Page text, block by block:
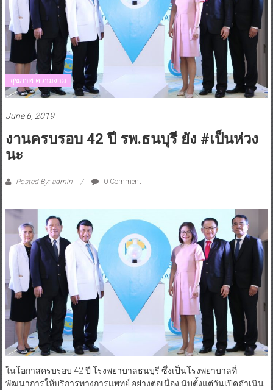
สุขภาพ-ความงาม
June 6, 2019
งานครบรอบ 42 ปี รพ.ธนบุรี ยัง #เป็นห่วง
นะ
Posted By: admin 0 Comment
ในโอกาสครบรอบ 42 ปี โรงพยาบาลธนบุรี ซึ่งเป็นโรงพยาบาลที่
พัฒนาการให้บริการทางการแพทย์ อย่างต่อเนื่อง นับตั้งแต่วันเปิดดำเนิน